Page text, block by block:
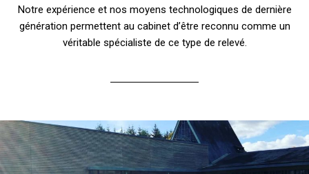
Notre expérience et nos moyens technologiques de dernière
génération permettent au cabinet d’être reconnu comme un
véritable spécialiste de ce type de relevé.